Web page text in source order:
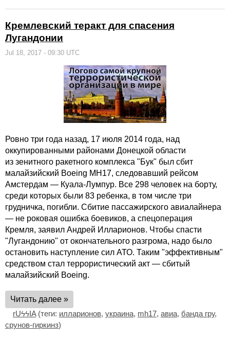
Кремлевский теракт для спасения
Лугандонии
Jul 18, 2017 - 09:30 UTC
Ровно три года назад, 17 июля 2014 года, над
оккупированными районами Донецкой области
из зенитного ракетного комплекса "Бук" был сбит
малайзийский Boeing МН17, следовавший рейсом
Амстердам — Куала-Лумпур. Все 298 человек на борту,
среди которых были 83 ребенка, в том числе три
грудничка, погибли. Сбитие пассажирского авиалайнера
— не роковая ошибка боевиков, а спецоперация
Кремля, заявил Андрей Илларионов. Чтобы спасти
"Лугандонию" от окончательного разгрома, надо было
остановить наступление сил АТО. Таким "эффективным"
средством стал террористический акт — сбитый
малайзийский Boeing.
Читать далее »
rUϟϟIA(теги: илларионов, украина, mh17, авиа, банда гру,
срунов-гиркинз)